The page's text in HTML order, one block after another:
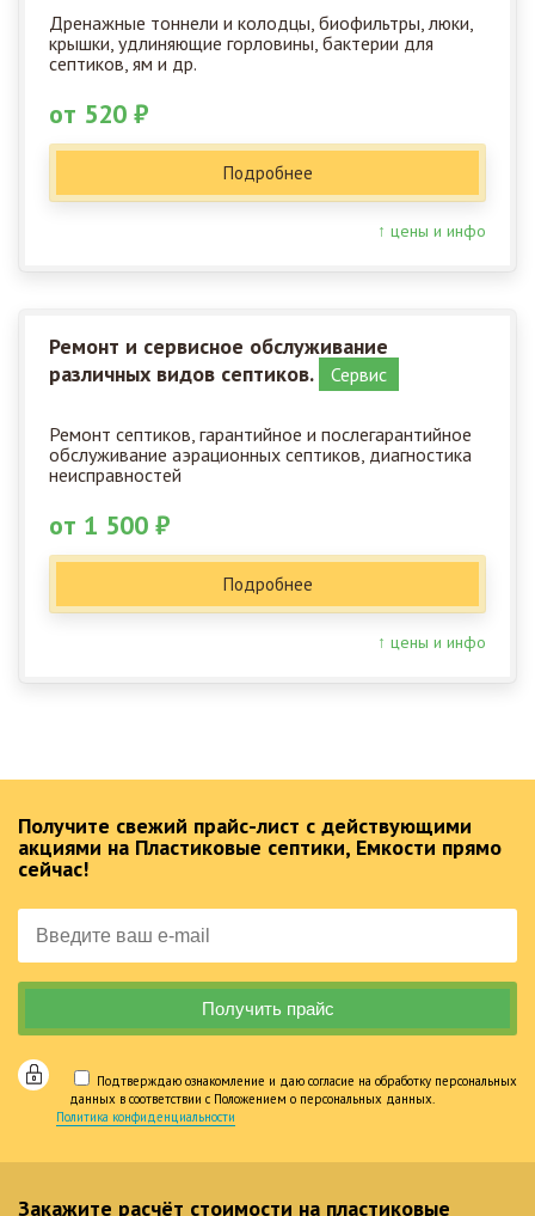
Дренажные тоннели и колодцы, биофильтры, люки,
крышки, удлиняющие горловины, бактерии для
септиков, ям и др.
от 520 ₽
Подробнее
↑ цены и инфо
Ремонт и сервисное обслуживание
различных видов септиков.
Сервис
Ремонт септиков, гарантийное и послегарантийное
обслуживание аэрационных септиков, диагностика
неисправностей
от 1 500 ₽
Подробнее
↑ цены и инфо
Получите свежий прайс-лист с действующими
акциями на Пластиковые септики, Емкости прямо
сейчас!
Подтверждаю ознакомление и даю согласие на обработку персональных
данных в соответствии с Положением о персональных данных.
Политика конфиденциальности
Закажите расчёт стоимости на пластиковые